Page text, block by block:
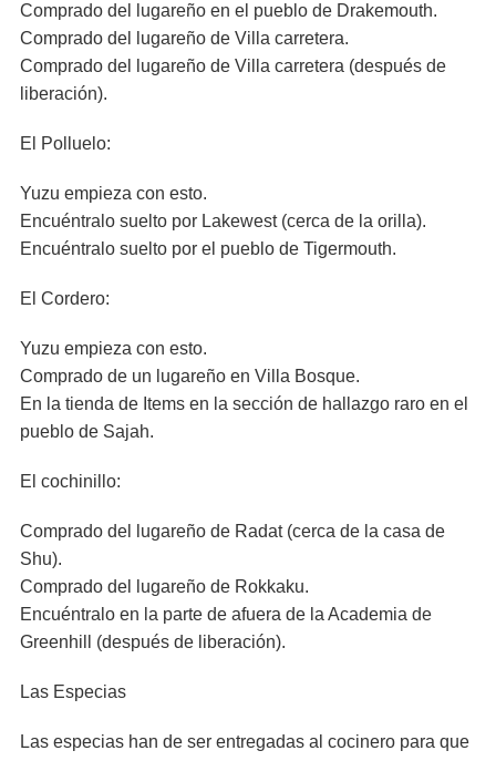
Comprado del lugareño en el pueblo de Drakemouth.
Comprado del lugareño de Villa carretera.
Comprado del lugareño de Villa carretera (después de
liberación).
El Polluelo:
Yuzu empieza con esto.
Encuéntralo suelto por Lakewest (cerca de la orilla).
Encuéntralo suelto por el pueblo de Tigermouth.
El Cordero:
Yuzu empieza con esto.
Comprado de un lugareño en Villa Bosque.
En la tienda de Items en la sección de hallazgo raro en el
pueblo de Sajah.
El cochinillo:
Comprado del lugareño de Radat (cerca de la casa de
Shu).
Comprado del lugareño de Rokkaku.
Encuéntralo en la parte de afuera de la Academia de
Greenhill (después de liberación).
Las Especias
Las especias han de ser entregadas al cocinero para que